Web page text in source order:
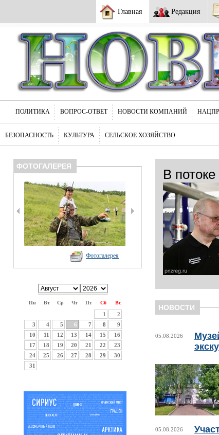
Главная Редакция
ПОЛИТИКА ВОПРОС-ОТВЕТ НОВОСТИ КОМПАНИЙ
БЕЗОПАСНОСТЬ КУЛЬТУРА СЕЛЬСКОЕ ХОЗЯЙСТВО
ФОТОГАЛЕРЕЯ
Фотогалерея
Пн Вт Ср Чт Пт Сб Вс
1
2
3
4 5 6 7 8
9
10
11 12 13 14 15
16
17
18 19 20 21 22
23
24
25 26 27 28 29
30
31
В
НОВОСТИ
05.08.2026
05.08.2026